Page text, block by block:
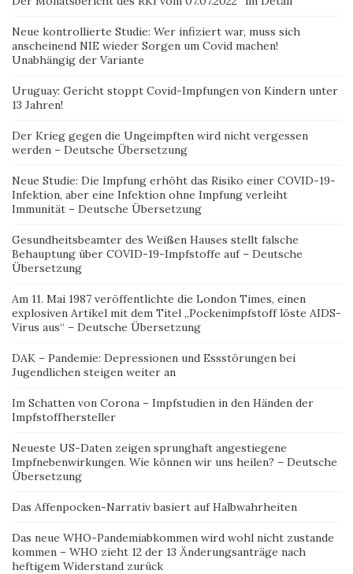
Neue kontrollierte Studie: Wer infiziert war, muss sich
anscheinend NIE wieder Sorgen um Covid machen!
Unabhängig der Variante
Uruguay: Gericht stoppt Covid-Impfungen von Kindern unter
13 Jahren!
Der Krieg gegen die Ungeimpften wird nicht vergessen
werden – Deutsche Übersetzung
Neue Studie: Die Impfung erhöht das Risiko einer COVID-19-
Infektion, aber eine Infektion ohne Impfung verleiht
Immunität – Deutsche Übersetzung
Gesundheitsbeamter des Weißen Hauses stellt falsche
Behauptung über COVID-19-Impfstoffe auf – Deutsche
Übersetzung
Am 11. Mai 1987 veröffentlichte die London Times, einen
explosiven Artikel mit dem Titel „Pockenimpfstoff löste AIDS-
Virus aus“ – Deutsche Übersetzung
DAK – Pandemie: Depressionen und Essstörungen bei
Jugendlichen steigen weiter an
Im Schatten von Corona – Impfstudien in den Händen der
Impfstoffhersteller
Neueste US-Daten zeigen sprunghaft angestiegene
Impfnebenwirkungen. Wie können wir uns heilen? – Deutsche
Übersetzung
Das Affenpocken-Narrativ basiert auf Halbwahrheiten
Das neue WHO-Pandemiabkommen wird wohl nicht zustande
kommen – WHO zieht 12 der 13 Änderungsanträge nach
heftigem Widerstand zurück